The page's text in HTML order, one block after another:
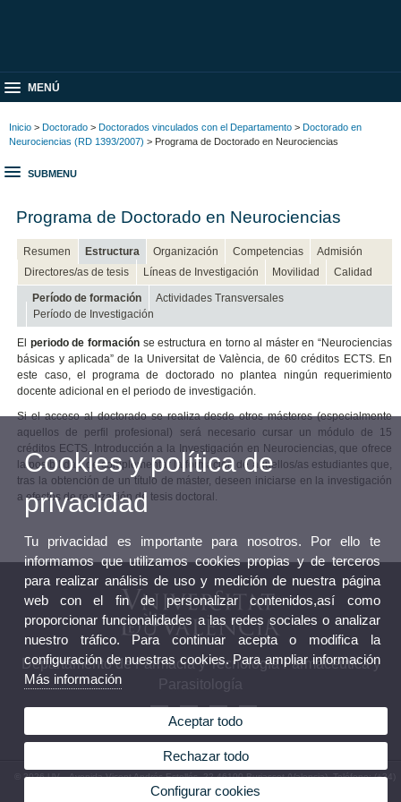
MENÚ
Inicio > Doctorado > Doctorados vinculados con el Departamento > Doctorado en
Neurociencias (RD 1393/2007) > Programa de Doctorado en Neurociencias
SUBMENU
Programa de Doctorado en Neurociencias
Resumen Estructura Organización Competencias
Admisión
Directores/as de tesis
Líneas de Investigación Movilidad Calidad
Período de formación
Actividades Transversales
Período de Investigación
El periodo de formación se estructura en torno al máster en “Neurociencias
básicas y aplicada” de la Universitat de València, de 60 créditos ECTS. En
este caso, el programa de doctorado no plantea ningún requerimiento
docente adicional en el periodo de investigación.
Si el acceso al doctorado se realiza desde otros másteres (especialmente
aquellos de perfil profesional) será necesario cursar un módulo de 15
créditos ECTS, Introducción a la Investigación en Neurociencias, que ofrece
la posibilidad de complementar la formación de aquellos/as estudiantes que,
tras la obtención de un título de máster, deseen iniciarse en la investigación
a efectos de realización de tesis doctoral.
Departamento de Farmacia y Tecnología Farmacéutica y
Parasitología
© 2026 UV. - Avenida Vicent Andrés Estellés, 22 46100 Burjassot (Valencia). Teléfono: (+34)
96 354 49 12
Cookies y política de
privacidad
Tu privacidad es importante para nosotros. Por ello te
informamos que utilizamos cookies propias y de terceros
para realizar análisis de uso y medición de nuestra página
web con el fin de personalizar contenidos,así como
proporcionar funcionalidades a las redes sociales o analizar
nuestro tráfico. Para continuar acepta o modifica la
configuración de nuestras cookies. Para ampliar información
Más información
Aceptar todo
Rechazar todo
Configurar cookies